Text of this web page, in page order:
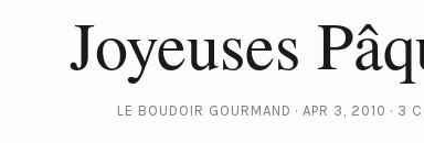
Joyeuses
LE BOUDOIR GOURMAND APR 3, 2010 3